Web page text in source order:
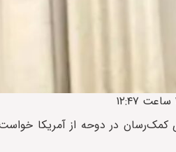
در دوحه از آمریکا خواست